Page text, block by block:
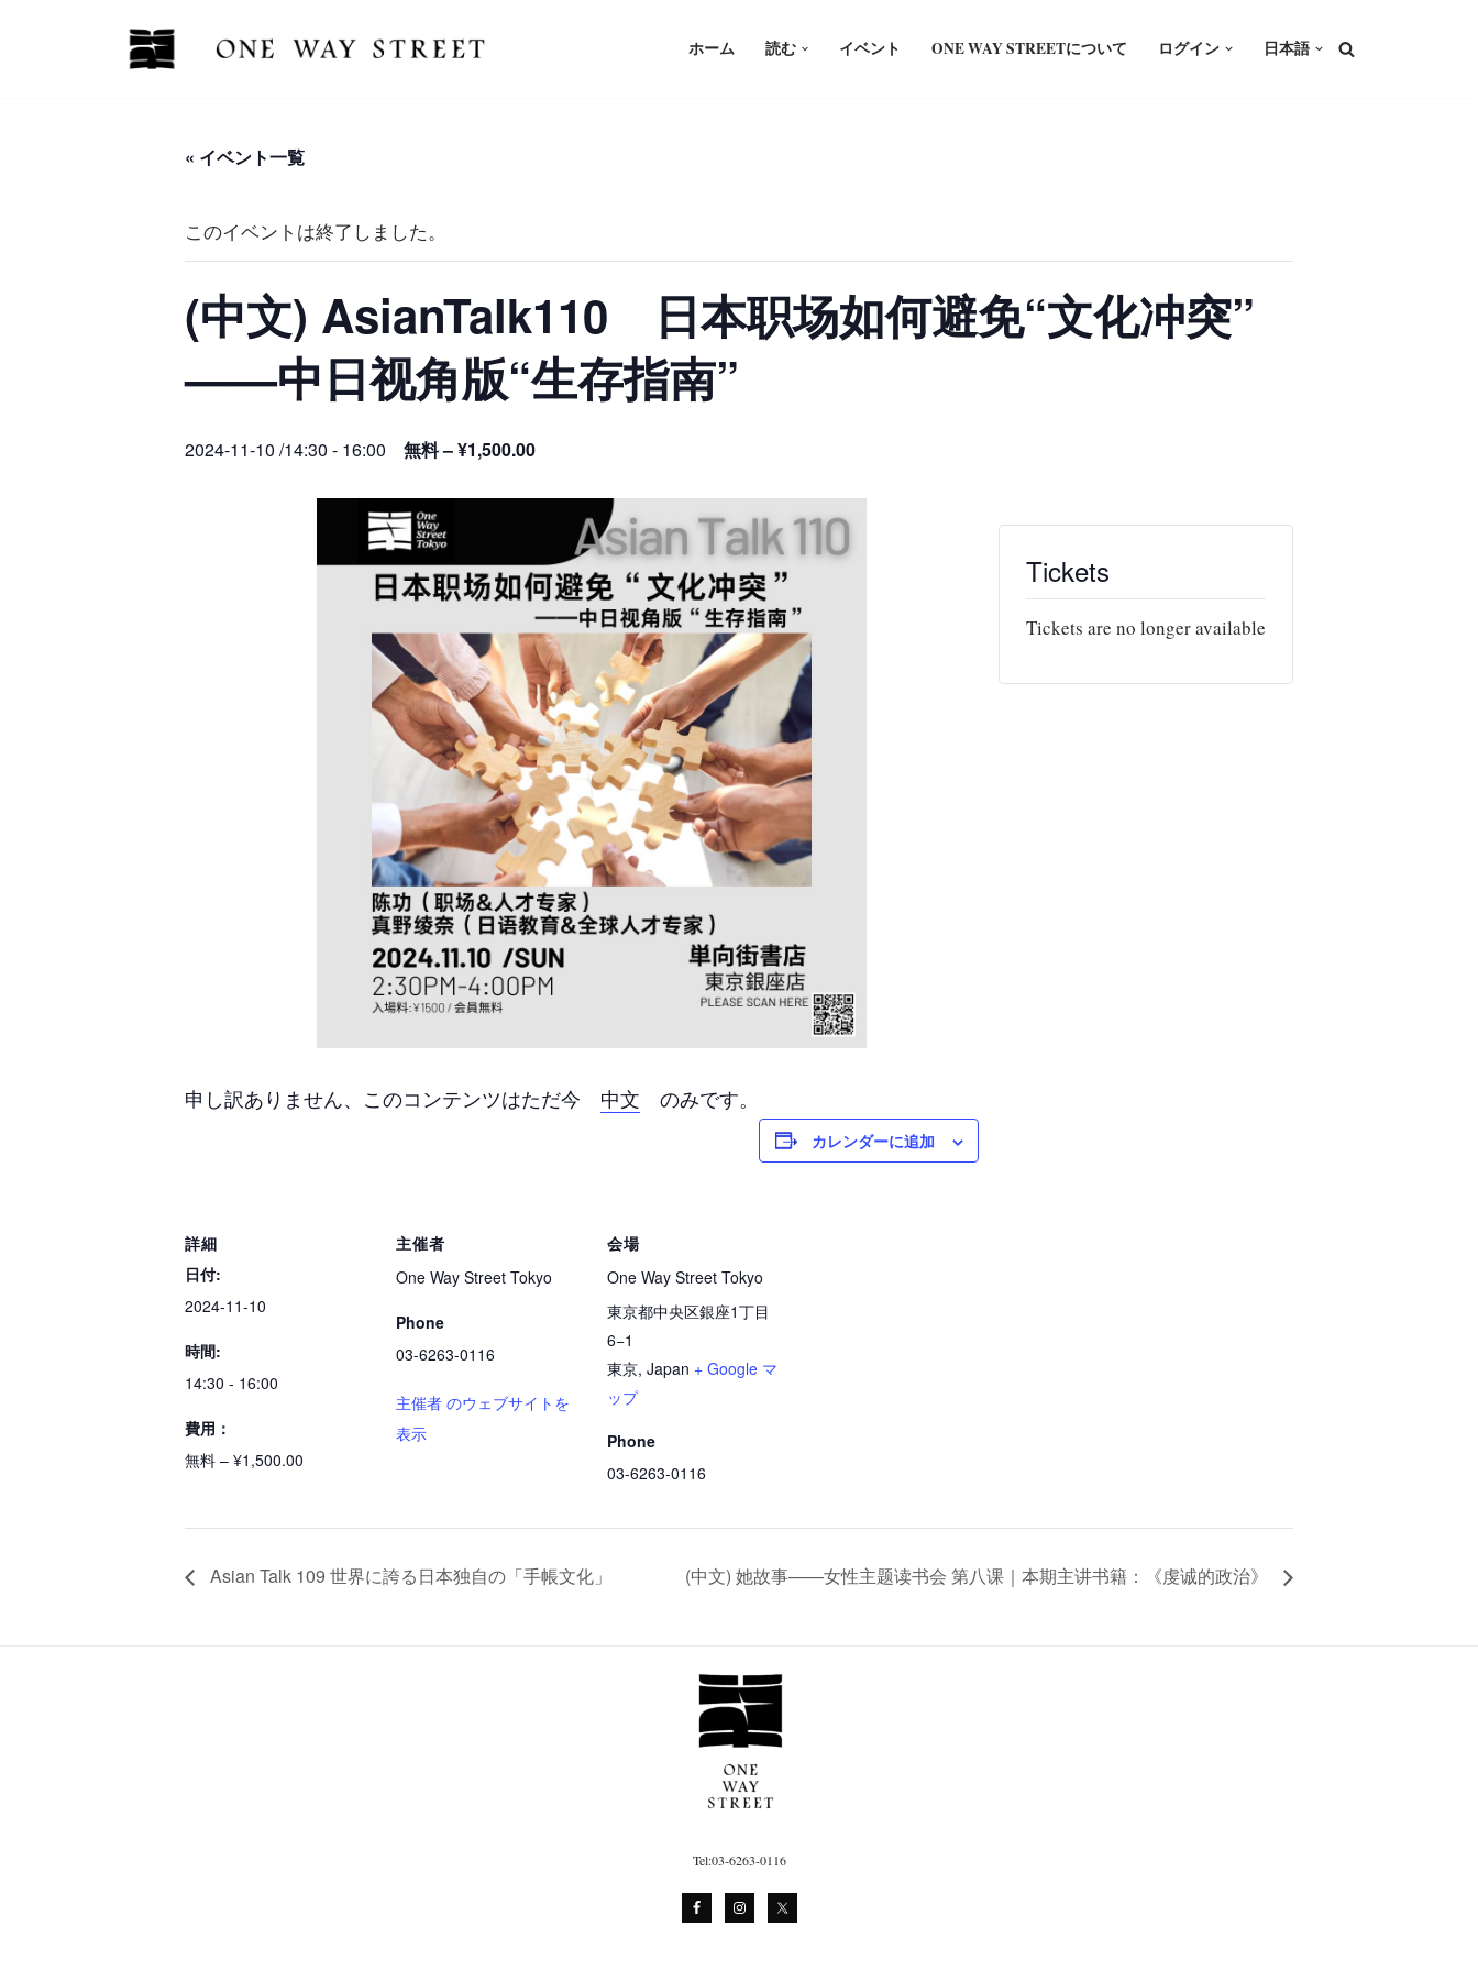
ホーム 読む イベント ONE WAY STREETについて ログイン 日本語
« イベント一覧
このイベントは終了しました。
(中文) AsianTalk110 日本职场如何避免“文化冲突”
——中日视角版“生存指南”
2024-11-10 /14:30 - 16:00 無料 – ¥1,500.00
Tickets
Tickets are no longer available
申し訳ありません、このコンテンツはただ今 中文 のみです。
カレンダーに追加
詳細
日付:
2024-11-10
時間:
14:30 - 16:00
費用：
無料 – ¥1,500.00
主催者
One Way Street Tokyo
Phone
03-6263-0116
主催者 のウェブサイトを
表示
会場
One Way Street Tokyo
東京都中央区銀座1丁目
6−1
東京, Japan + Google マ
ップ
Phone
03-6263-0116
Asian Talk 109 世界に誇る日本独自の「手帳文化」 (中文) 她故事——女性主题读书会 第八课｜本期主讲书籍：《虔诚的政治》
Tel:03-6263-0116